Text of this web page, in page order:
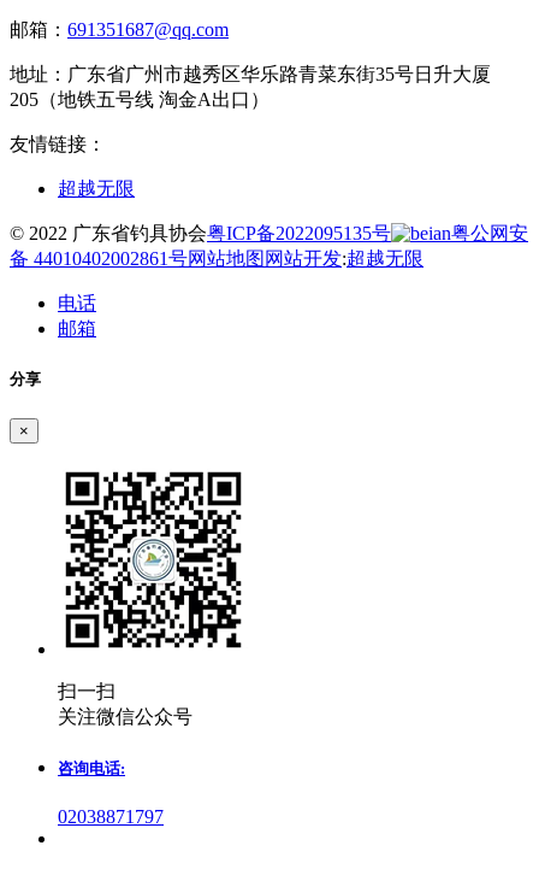
邮箱： 691351687@qq.com
地址： 广东省广州市越秀区华乐路青菜东街35号日升大厦
205（地铁五号线 淘金A出口）
友情链接：
超越无限
© 2022 广东省钓具协会粤ICP备2022095135号
粤公网安
备 44010402002861号网站地图 网站开发:超越无限
电话
邮箱
分享
×
扫一扫
关注微信公众号
咨询电话:
02038871797